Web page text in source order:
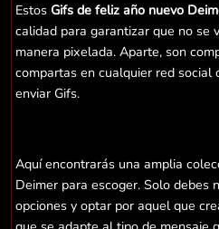
Estos Gifs de feliz año nuevo
calidad para garantizar que no se
manera pixelada. Aparte, son
compartas en cualquier red social
enviar Gifs.
Aquí encontrarás una amplia
Deimer para escoger. Solo debes
opciones y optar por aquel que